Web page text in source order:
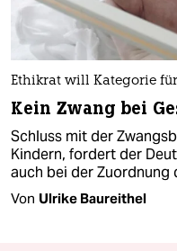
Ethikrat will Kategorie
Kein Zwang bei
Schluss mit der
Kindern, fordert der
auch bei der Zuordnung
Von Ulrike Baureithel